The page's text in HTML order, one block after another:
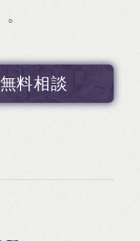
。
無料相談